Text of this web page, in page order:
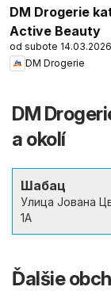
DM Drogerie
Active Beauty
od subote 14.03.2026
DM Drogerie
DM
a okolí
Шабац
Улица Јована
1А
Ďalšie